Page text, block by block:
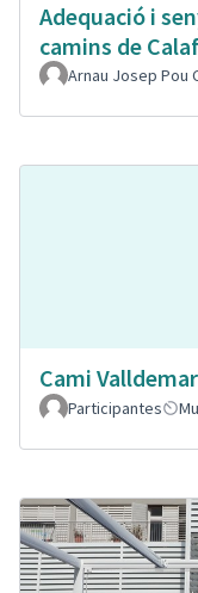
Adequació i
camins de
Arnau Josep Pou
Cami
Participantes